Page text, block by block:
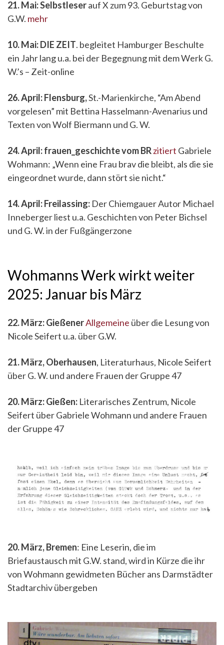
21. Mai: Selbstleserauf X zum 93. Geburtstag von
G.W. mehr
10. Mai: DIE ZEIT. begleitet Hamburger Beschulte
ein Jahr lang u.a. bei der Begegnung mit dem Werk G.
W.’s – Zeit-online
26. April: Flensburg,St.-Marienkirche, “Am Abend
vorgelesen” mit Bettina Hasselmann-Avenarius und
Texten von Wolf Biermann und G. W.
24. April: frauen_geschichte vom BRzitiert Gabriele
Wohmann: „Wenn eine Frau brav die bleibt, als die sie
eingeordnet wurde, dann stört sie nicht.“
14. April: Freilassing: Der Chiemgauer Autor Michael
Inneberger liest u.a. Geschichten von Peter Bichsel
und G. W. in der Fußgängerzone
Wohmanns Werk wirkt weiter
2025: Januar bis März
22. März: GießenerAllgemeine über die Lesung von
Nicole Seifert u.a. über G.W.
21. März, Oberhausen, Literaturhaus, Nicole Seifert
über G. W. und andere Frauen der Gruppe 47
20. März: Gießen: Literarisches Zentrum, Nicole
Seifert über Gabriele Wohmann und andere Frauen
der Gruppe 47
20. März, Bremen: Eine Leserin, die im
Briefaustausch mit G.W. stand, wird in Kürze die ihr
von Wohmann gewidmeten Bücher ans Darmstädter
Stadtarchiv übergeben